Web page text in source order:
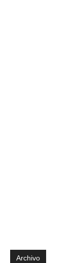
Archivo